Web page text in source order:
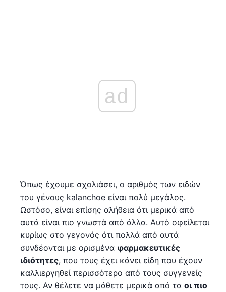
ad
Όπως έχουμε σχολιάσει, ο αριθμός των ειδών
του γένους kalanchoe είναι πολύ μεγάλος.
Ωστόσο, είναι επίσης αλήθεια ότι μερικά από
αυτά είναι πιο γνωστά από άλλα. Αυτό οφείλεται
κυρίως στο γεγονός ότι πολλά από αυτά
συνδέονται με ορισμένα φαρμακευτικές
ιδιότητες, που τους έχει κάνει είδη που έχουν
καλλιεργηθεί περισσότερο από τους συγγενείς
τους. Αν θέλετε να μάθετε μερικά από τα οι πιο